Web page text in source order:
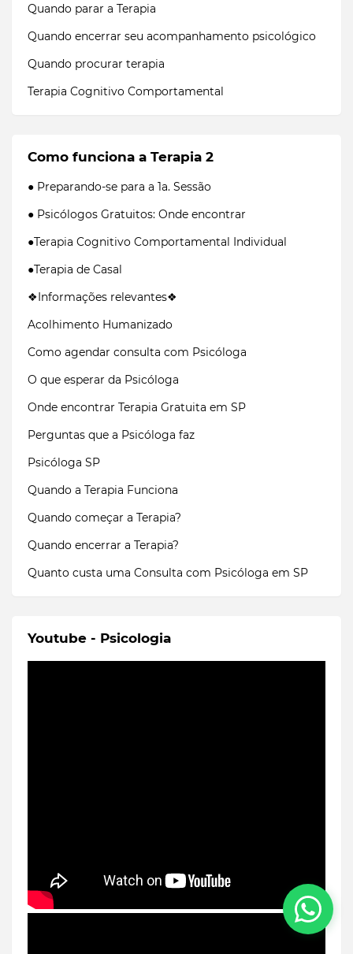
Quando parar a Terapia
Quando encerrar seu acompanhamento psicológico
Quando procurar terapia
Terapia Cognitivo Comportamental
Como funciona a Terapia 2
● Preparando-se para a 1a. Sessão
● Psicólogos Gratuitos: Onde encontrar
●Terapia Cognitivo Comportamental Individual
●Terapia de Casal
❖Informações relevantes❖
Acolhimento Humanizado
Como agendar consulta com Psicóloga
O que esperar da Psicóloga
Onde encontrar Terapia Gratuita em SP
Perguntas que a Psicóloga faz
Psicóloga SP
Quando a Terapia Funciona
Quando começar a Terapia?
Quando encerrar a Terapia?
Quanto custa uma Consulta com Psicóloga em SP
Youtube - Psicologia